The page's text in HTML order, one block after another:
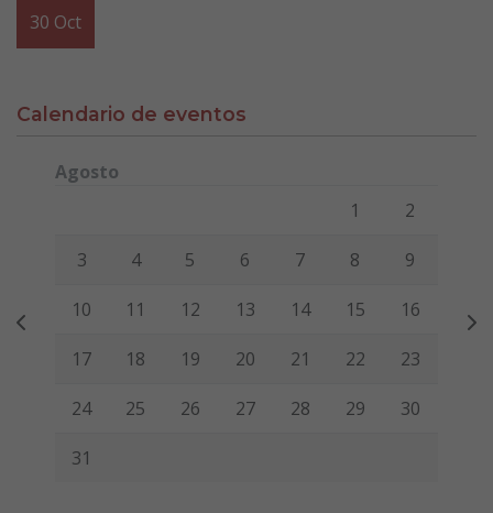
30 Oct
Calendario de eventos
Agosto
Viernes Sábado
1 2
3 4 5 6 7 8 9
10 11 12 13 14 15 16
17 18 19 20 21 22 23
24 25 26 27 28 29 30
31